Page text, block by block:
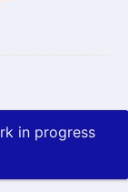
in progress